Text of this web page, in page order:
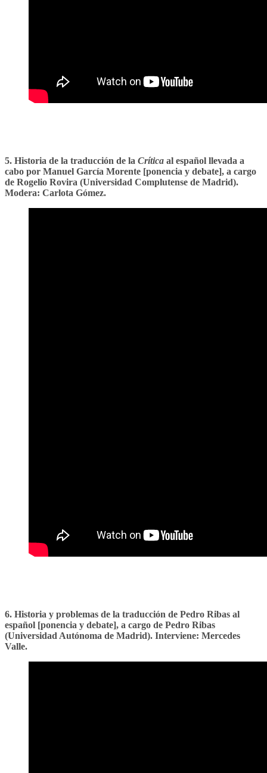
5. Historia de la traducción de la Crítica al español llevada a
cabo por Manuel García Morente [ponencia y debate], a cargo
de Rogelio Rovira (Universidad Complutense de Madrid).
Modera: Carlota Gómez.
6. Historia y problemas de la traducción de Pedro Ribas al
español [ponencia y debate], a cargo de Pedro Ribas
(Universidad Autónoma de Madrid). Interviene: Mercedes
Valle.